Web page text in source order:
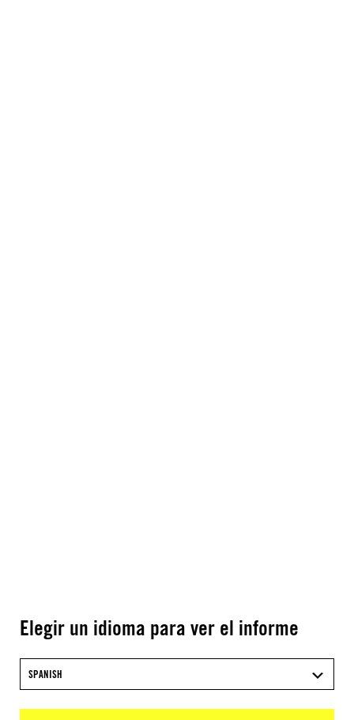
Elegir un idioma para ver el informe
SPANISH